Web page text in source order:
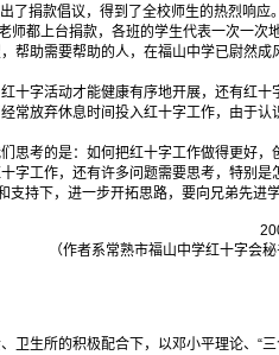
捐款倡议，得到了全校师生的热烈响应
师都上台捐款，各班的学生代表一次一次
帮助需要帮助的人，在福山中学已尉然成
字活动才能健康有序地开展，还有红十
常放弃休息时间投入红十字工作，由于认
考的是：如何把红十字工作做得更好，
字工作，还有许多问题需要思考，特别是
支持下，进一步开拓思路，要向兄弟先进
（作者系常熟市福山中学红十字会秘
生所的积极配合下，以邓小平理论、“三